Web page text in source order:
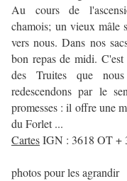
Au cours de
chamois; un vieux mâle
vers nous. Dans nos
bon repas de midi.
des Truites que nous
redescendons par le
promesses : il offre une
du Forlet ...
CartesIGN : 3618 OT +
photos pour les agrandir